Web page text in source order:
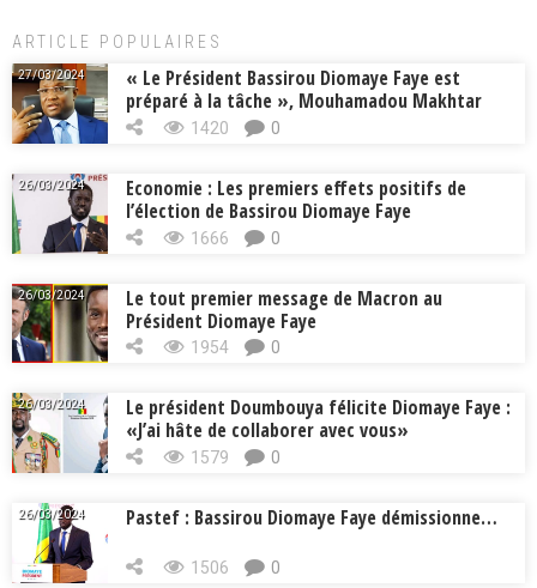
ARTICLE POPULAIRES
27/03/2024
« Le Président Bassirou Diomaye Faye est
préparé à la tâche », Mouhamadou Makhtar
Cissé, Min. Intérieur
1420 0
26/03/2024
Economie : Les premiers effets positifs de
l’élection de Bassirou Diomaye Faye
1666 0
26/03/2024
Le tout premier message de Macron au
Président Diomaye Faye
1954 0
26/03/2024
Le président Doumbouya félicite Diomaye Faye :
«J’ai hâte de collaborer avec vous»
1579 0
26/03/2024 Pastef : Bassirou Diomaye Faye démissionne…
1506 0